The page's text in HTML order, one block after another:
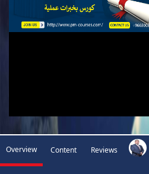
Overview Content Reviews